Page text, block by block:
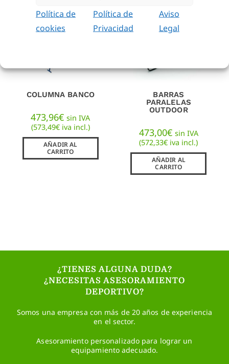
Política de
cookies
Política de
Privacidad
Aviso
Legal
COLUMNA BANCO
473,96€ sin IVA
(573,49€iva incl.)
AÑADIR AL
CARRITO
BARRAS
PARALELAS
OUTDOOR
473,00€ sin IVA
(572,33€ iva incl.)
AÑADIR AL
CARRITO
¿TIENES ALGUNA DUDA?
¿NECESITAS ASESORAMIENTO
DEPORTIVO?
Somos una empresa con más de 20 años de experiencia
en el sector.
Asesoramiento personalizado para lograr un
equipamiento adecuado.